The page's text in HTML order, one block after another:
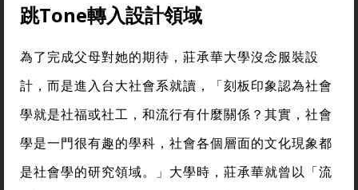
跳Tone轉入設計領域
為了完成父母對她的期待，莊承華大學沒念服裝設
計，而是進入台大社會系就讀，「刻板印象認為社會
學就是社福或社工，和流行有什麼關係？其實，社會
學是一門很有趣的學科，社會各個層面的文化現象都
是社會學的研究領域。」大學時，莊承華就曾以「流